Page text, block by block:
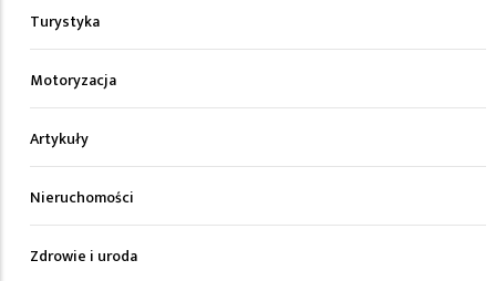
Turystyka
Motoryzacja
Artykuły
Nieruchomości
Zdrowie i uroda